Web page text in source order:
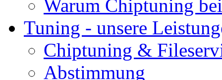
Warum Chiptuning
Tuning - unsere
Chiptuning &
Abstimmung